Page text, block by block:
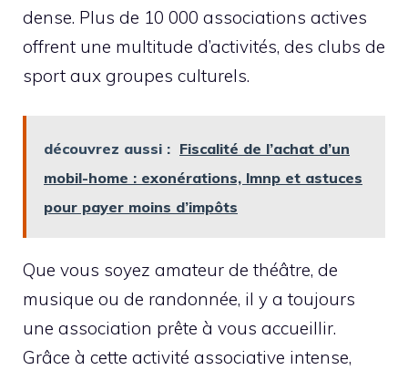
dense. Plus de 10 000 associations actives
offrent une multitude d’activités, des clubs de
sport aux groupes culturels.
découvrez aussi : Fiscalité de l’achat d’un
mobil-home : exonérations, lmnp et astuces
pour payer moins d’impôts
Que vous soyez amateur de théâtre, de
musique ou de randonnée, il y a toujours
une association prête à vous accueillir.
Grâce à cette activité associative intense,